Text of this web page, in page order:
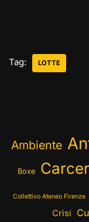
Tag: LOTTE
Ambiente
Boxe
Collettivo Ateneo Firenze
Crisi